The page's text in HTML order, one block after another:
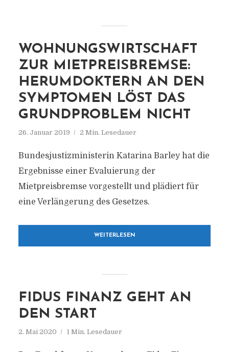
WOHNUNGSWIRTSCHAFT
ZUR MIETPREISBREMSE:
HERUMDOKTERN AN DEN
SYMPTOMEN LÖST DAS
GRUNDPROBLEM NICHT
26. Januar 2019 2 Min. Lesedauer
Bundesjustizministerin Katarina Barley hat die
Ergebnisse einer Evaluierung der
Mietpreisbremse vorgestellt und plädiert für
eine Verlängerung des Gesetzes.
WEITERLESEN
FIDUS FINANZ GEHT AN
DEN START
2. Mai 2020 1 Min. Lesedauer